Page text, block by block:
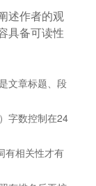
述作者的观
具备可读性
文章标题、段
字数控制在24
有相关性才有